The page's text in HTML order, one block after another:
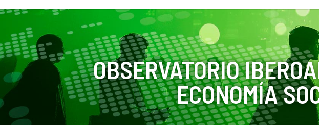
OBSERVATORIO
ECONOMÍA